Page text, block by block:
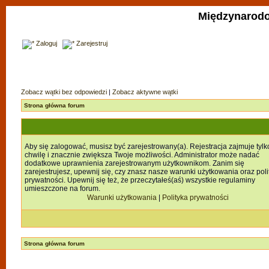
Zaloguj Zarejestruj
Zobacz wątki bez odpowiedzi | Zobacz aktywne wątki
Strona główna forum
Aby się zalogować, musisz być zarejestrowany(a). Rejestracja zajmuje
chwilę i znacznie zwiększa Twoje możliwości. Administrator może nadać
dodatkowe uprawnienia zarejestrowanym użytkownikom. Zanim się
zarejestrujesz, upewnij się, czy znasz nasze warunki użytkowania oraz
prywatności. Upewnij się też, że przeczytałeś(aś) wszystkie regulaminy
umieszczone na forum.
Warunki użytkowania| Polityka prywatności
Strona główna forum